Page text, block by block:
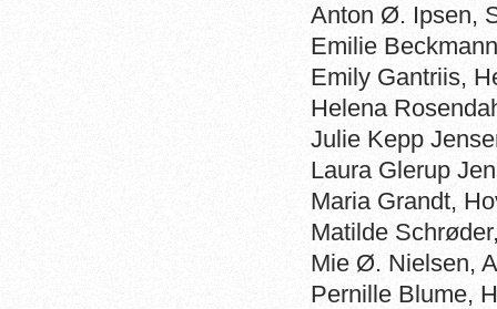
Anton Ø. Ipsen,
Emilie
Emily Gantriis,
Helena
Julie Kepp
Laura Glerup
Maria Grandt,
Matilde
Mie Ø. Nielsen,
Pernille Blume,